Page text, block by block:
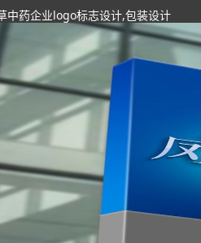
中药企业logo标志设计,包装设计